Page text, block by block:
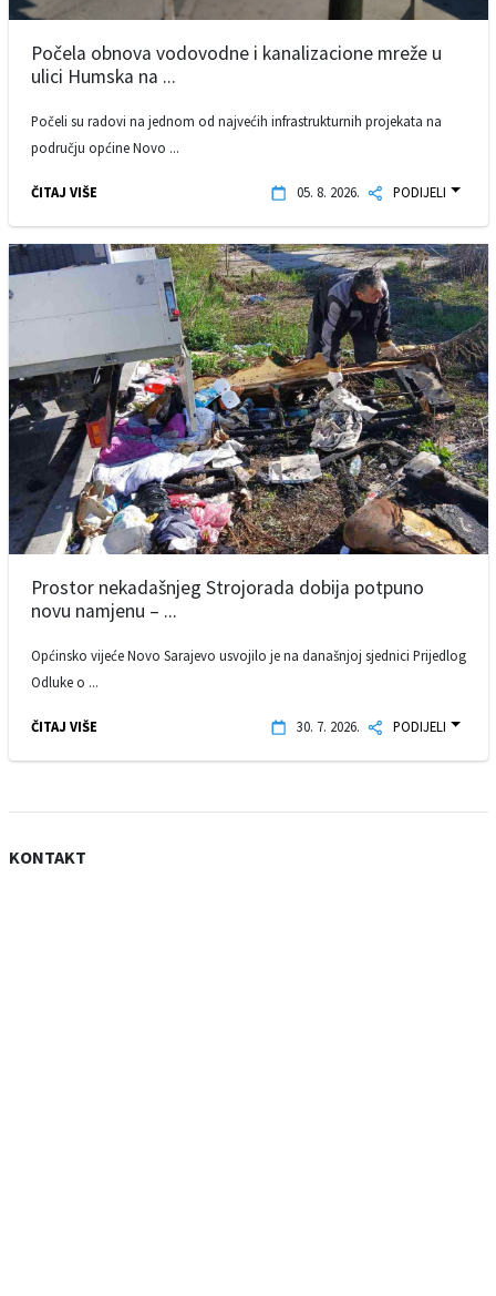
Počela obnova vodovodne i kanalizacione mreže u
ulici Humska na ...
Počeli su radovi na jednom od najvećih infrastrukturnih projekata na
području općine Novo ...
ČITAJ VIŠE 05. 8. 2026. PODIJELI
Prostor nekadašnjeg Strojorada dobija potpuno
novu namjenu – ...
Općinsko vijeće Novo Sarajevo usvojilo je na današnjoj sjednici Prijedlog
Odluke o ...
ČITAJ VIŠE 30. 7. 2026. PODIJELI
KONTAKT